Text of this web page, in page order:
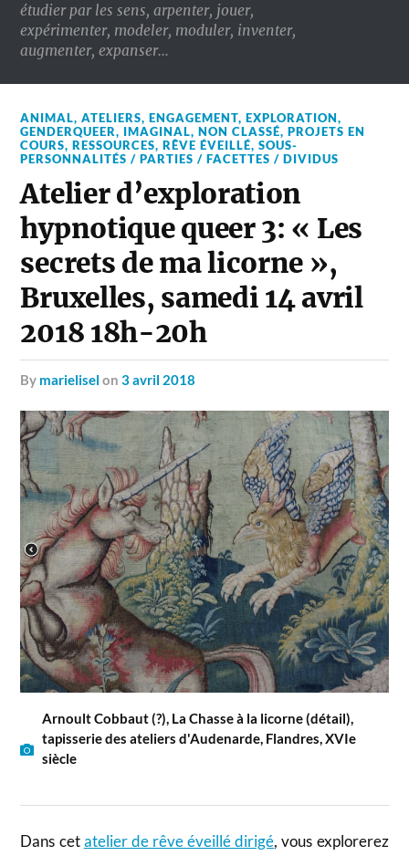
étudier par les sens, arpenter, jouer,
expérimenter, modeler, moduler, inventer,
augmenter, expanser…
ANIMAL,ATELIERS,ENGAGEMENT,EXPLORATION,
GENDERQUEER, IMAGINAL,NON CLASSÉ,PROJETS EN
COURS,RESSOURCES,RÊVE ÉVEILLÉ,SOUS-
PERSONNALITÉS / PARTIES / FACETTES / DIVIDUS
Atelier d’exploration
hypnotique queer 3: « Les
secrets de ma licorne »,
Bruxelles, samedi 14 avril
2018 18h-20h
by marielisel on3 avril 2018
Arnoult Cobbaut (?), La Chasse à la licorne (détail),
tapisserie des ateliers d'Audenarde, Flandres, XVIe
siècle
Dans cetatelier de rêve éveillé dirigé, vous explorerez